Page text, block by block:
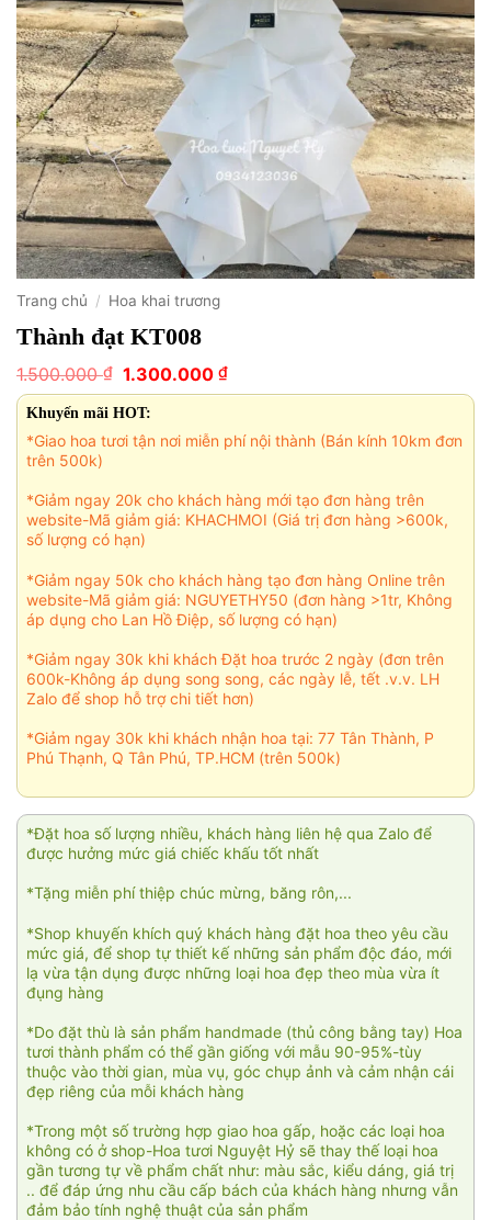
Trang chủ / Hoa khai trương
Thành đạt KT008
1.500.000₫ Giá
gốc
là:
1.500.000 ₫.
1.300.000 ₫Giá
hiện
1.300.000 ₫.
Khuyến mãi HOT:
*Giao hoa tươi tận nơi miễn phí nội thành (Bán kính 10km đơn
trên 500k)
*Giảm ngay 20k cho khách hàng mới tạo đơn hàng trên
website-Mã giảm giá: KHACHMOI (Giá trị đơn hàng >600k,
số lượng có hạn)
*Giảm ngay 50k cho khách hàng tạo đơn hàng Online trên
website-Mã giảm giá: NGUYETHY50 (đơn hàng >1tr, Không
áp dụng cho Lan Hồ Điệp, số lượng có hạn)
*Giảm ngay 30k khi khách Đặt hoa trước 2 ngày (đơn trên
600k-Không áp dụng song song, các ngày lễ, tết .v.v. LH
Zalo để shop hỗ trợ chi tiết hơn)
*Giảm ngay 30k khi khách nhận hoa tại: 77 Tân Thành, P
Phú Thạnh, Q Tân Phú, TP.HCM (trên 500k)
*Đặt hoa số lượng nhiều, khách hàng liên hệ qua Zalo để
được hưởng mức giá chiếc khấu tốt nhất
*Tặng miễn phí thiệp chúc mừng, băng rôn,...
*Shop khuyến khích quý khách hàng đặt hoa theo yêu cầu
mức giá, để shop tự thiết kế những sản phẩm độc đáo, mới
lạ vừa tận dụng được những loại hoa đẹp theo mùa vừa ít
đụng hàng
*Do đặt thù là sản phẩm handmade (thủ công bằng tay) Hoa
tươi thành phẩm có thể gần giống với mẫu 90-95%-tùy
thuộc vào thời gian, mùa vụ, góc chụp ảnh và cảm nhận cái
đẹp riêng của mỗi khách hàng
*Trong một số trường hợp giao hoa gấp, hoặc các loại hoa
không có ở shop-Hoa tươi Nguyệt Hỷ sẽ thay thế loại hoa
gần tương tự về phẩm chất như: màu sắc, kiểu dáng, giá trị
.. để đáp ứng nhu cầu cấp bách của khách hàng nhưng vẫn
đảm bảo tính nghệ thuật của sản phẩm